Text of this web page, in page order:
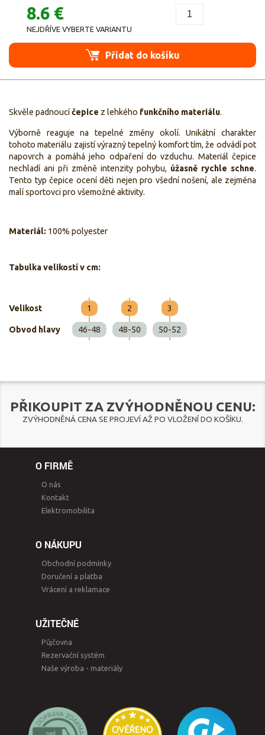
8.6 €
NEJDŘÍVE VYBERTE VARIANTU
Přidat do košíku
Skvěle padnoucíčepice z lehkého funkčního materiálu.
Výborně reaguje na tepelné změny okolí. Unikátní charakter
tohoto materiálu zajistí výrazný tepelný komfort tím, že odvádí pot
napovrch a pomáhá jeho odpaření do vzduchu. Materiál čepice
nechladí ani při změně intenzity pohybu, úžasně rychle schne.
Tento typ čepice ocení děti nejen pro všední nošení, ale zejména
malí sportovci pro všemožné aktivity.
Materiál: 100% polyester
Tabulka velikostí v cm:
Velikost 1 2 3
Obvod hlavy 46-48 48-50 50-52
PŘIKOUPIT ZA ZVÝHODNĚNOU CENU:
ZVÝHODNĚNÁ CENA SE PROJEVÍ AŽ PO VLOŽENÍ DO KOŠÍKU.
O FIRMĚ
O nás
Kontakt
Elektromobilita
O NÁKUPU
Obchodní podmínky
Doručení a platba
Vrácení a reklamace
UŽITEČNÉ
Půjčovna
Rezervační systém
Naše výroba - materiály